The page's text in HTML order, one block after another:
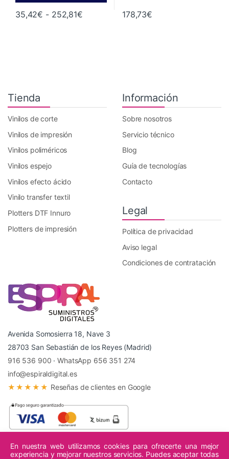
35,42€ - 252,81€Rango de precios: desde 35,42€
Este producto tiene múltiples variantes. Las opciones se
178,73€
Tienda
Vinilos de corte
Vinilos de impresión
Vinilos poliméricos
Vinilos espejo
Vinilos efecto ácido
Vinilo transfer textil
Plotters DTF Innuro
Plotters de impresión
Información
Sobre nosotros
Servicio técnico
Blog
Guía de tecnologías
Contacto
Legal
Política de privacidad
Aviso legal
Condiciones de contratación
Avenida Somosierra 18, Nave 3
28703 San Sebastián de los Reyes (Madrid)
916 536 900 ·WhatsApp 656 351 274
info@espiraldigital.es
★★★★★ Reseñas de clientes en Google
En nuestra web utilizamos cookies para ofrecerte una mejor
experiencia y mejorar nuestros servicios. Puedes aceptar todas